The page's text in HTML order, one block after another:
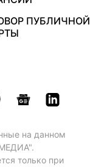
ПУБЛИЧНОЙ
на данном
только при